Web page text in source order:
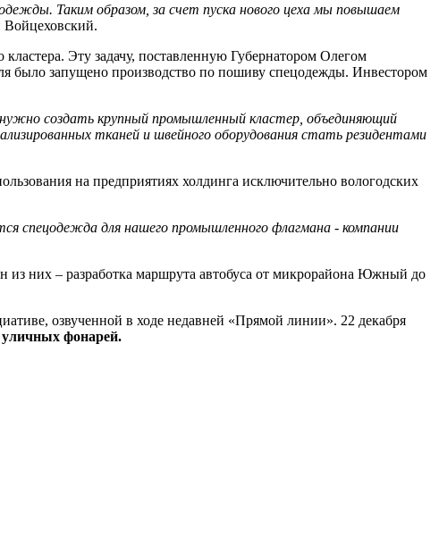
Таким образом, за счет пуска нового цеха мы повышаем
Войцеховский.
Эту задачу, поставленную Губернатором Олегом
было запущено производство по пошиву спецодежды. Инвестором
нужно создать крупный промышленный кластер, объединяющий
тканей и швейного оборудования стать резидентами
на предприятиях холдинга исключительно вологодских
спецодежда для нашего промышленного флагмана - компании
из них – разработка маршрута автобуса от микрорайона Южный до
озвученной в ходе недавней «Прямой линии». 22 декабря
фонарей.